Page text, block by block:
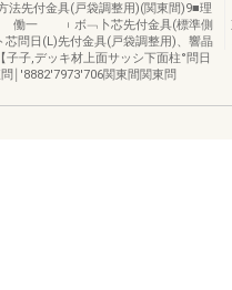
法先付金具(戸袋調整用)(関東間)9■理
働一 ︲ボ﹁卜芯先付金具(標準側
芯問日(L)先付金具(戸袋調整用)、響晶
子,デッキ材上面サッシ下面柱°問日
￨′8882′7973′706関東間関東問